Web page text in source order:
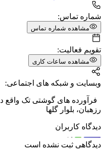
شماره تماس:
مشاهده شماره تماس
تقویم فعالیت:
مشاهده ساعات کاری
وبسایت و شبکه های اجتماعی:
رزهبان، بلوار گلها
دیدگاه کاربران
دیدگاهی ثبت نشده است